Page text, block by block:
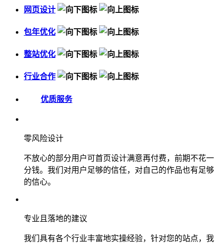
网页设计
包年优化
整站优化
行业合作
优质服务
零风险设计
不放心的部分用户可首页设计满意再付费，前期不花一
分钱。我们对用户足够的信任，对自己的作品也有足够
的信心。
专业且落地的建议
我们具有各个行业丰富地实操经验，针对您的站点，我